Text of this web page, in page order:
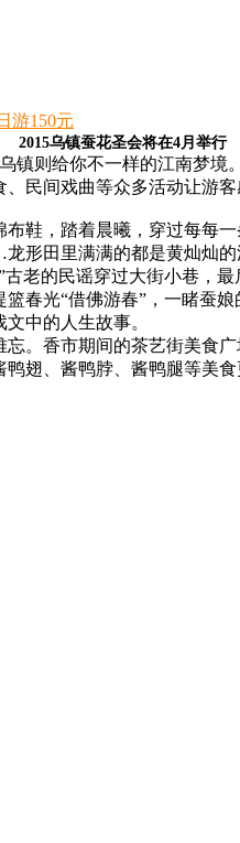
游150元
2015乌镇蚕花圣会将在4月举行
则给你不一样的江南梦境
民间戏曲等众多活动让游客
鞋，踏着晨曦，穿过每每
田里满满的都是黄灿灿
的民谣穿过大街小巷，
春光“借佛游春”，一睹蚕
中的人生故事。
。香市期间的茶艺街美食
翅、酱鸭脖、酱鸭腿等美食